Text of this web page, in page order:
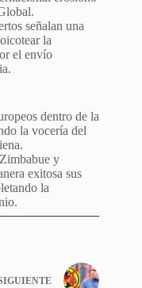
señalan una
la
el envío
dentro de la
la vocería del
y
exitosa sus
la